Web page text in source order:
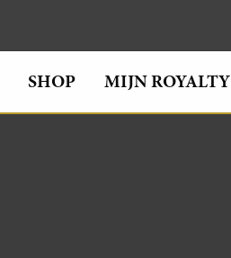
SHOP MIJN ROYALTY